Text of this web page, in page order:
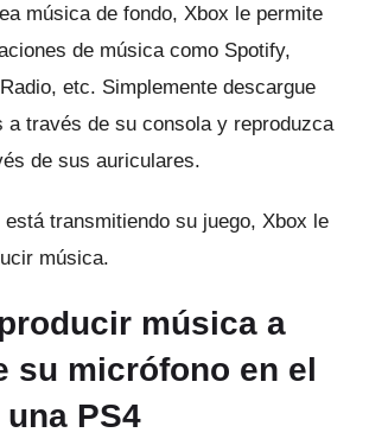
música de fondo, Xbox le permite
de música como Spotify,
etc. Simplemente descargue
a través de su consola y reproduzca
de sus auriculares.
transmitiendo su juego, Xbox le
música.
música a
su micrófono en el
PS4